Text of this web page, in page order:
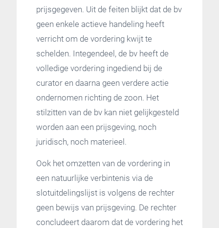
prijsgegeven. Uit de feiten blijkt dat de bv
geen enkele actieve handeling heeft
verricht om de vordering kwijt te
schelden. Integendeel, de bv heeft de
volledige vordering ingediend bij de
curator en daarna geen verdere actie
ondernomen richting de zoon. Het
stilzitten van de bv kan niet gelijkgesteld
worden aan een prijsgeving, noch
juridisch, noch materieel.
Ook het omzetten van de vordering in
een natuurlijke verbintenis via de
slotuitdelingslijst is volgens de rechter
geen bewijs van prijsgeving. De rechter
concludeert daarom dat de vordering het